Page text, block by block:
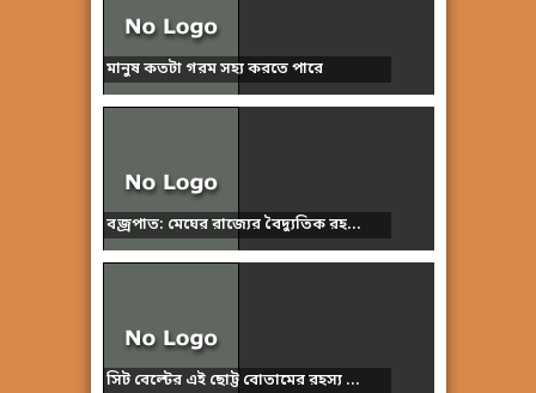
মানুষ কতটা গরম সহ্য করতে পারে
বজ্রপাত: মেঘের রাজ্যের বৈদ্যুতিক রহ...
সিট বেল্টের এই ছোট্ট বোতামের রহস্য ...